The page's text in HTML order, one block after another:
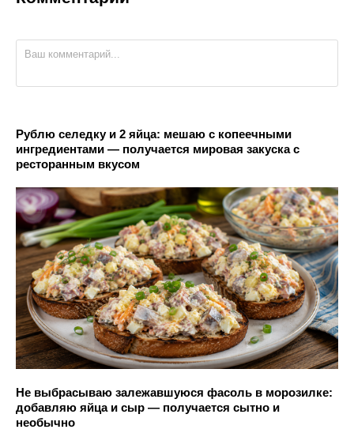
Рублю селедку и 2 яйца: мешаю с копеечными
ингредиентами — получается мировая закуска с
ресторанным вкусом
Не выбрасываю залежавшуюся фасоль в морозилке:
добавляю яйца и сыр — получается сытно и
необычно